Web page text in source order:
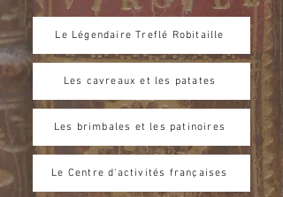
Le Légendaire Treflé Robitaille
Les cavreaux et les patates
Les brimbales et les patinoires
Le Centre d'activités françaises